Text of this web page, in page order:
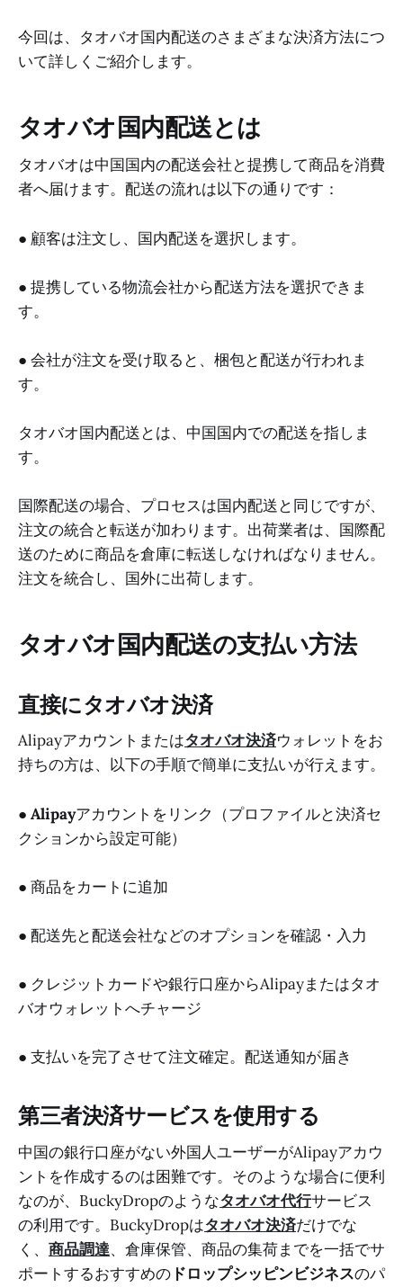
今回は、タオバオ国内配送のさまざまな決済方法につ
いて詳しくご紹介します。
タオバオ国内配送とは
タオバオは中国国内の配送会社と提携して商品を消費
者へ届けます。配送の流れは以下の通りです：
● 顧客は注文し、国内配送を選択します。
● 提携している物流会社から配送方法を選択できま
す。
● 会社が注文を受け取ると、梱包と配送が行われま
す。
タオバオ国内配送とは、中国国内での配送を指しま
す。
国際配送の場合、プロセスは国内配送と同じですが、
注文の統合と転送が加わります。出荷業者は、国際配
送のために商品を倉庫に転送しなければなりません。
注文を統合し、国外に出荷します。
タオバオ国内配送の支払い方法
直接にタオバオ決済
Alipayアカウントまたはタオバオ決済ウォレットをお
持ちの方は、以下の手順で簡単に支払いが行えます。
● Alipayアカウントをリンク（プロファイルと決済セ
クションから設定可能）
● 商品をカートに追加
● 配送先と配送会社などのオプションを確認・入力
● クレジットカードや銀行口座からAlipayまたはタオ
バオウォレットへチャージ
● 支払いを完了させて注文確定。配送通知が届き
第三者決済サービスを使用する
中国の銀行口座がない外国人ユーザーがAlipayアカウ
ントを作成するのは困難です。そのような場合に便利
なのが、BuckyDropのようなタオバオ代行サービス
の利用です。BuckyDropはタオバオ決済だけでな
く、 商品調達、倉庫保管、商品の集荷までを一括でサ
ポートするおすすめの ドロップシッピンビジネスのパ